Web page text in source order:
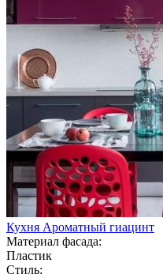
Кухня Ароматный гиацинт
Материал фасада:
Пластик
Стиль: